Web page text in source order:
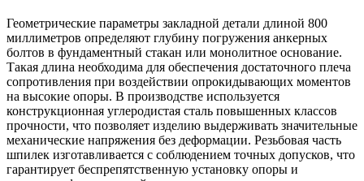
Геометрические параметры закладной детали длиной 800
миллиметров определяют глубину погружения анкерных
болтов в фундаментный стакан или монолитное основание.
Такая длина необходима для обеспечения достаточного плеча
сопротивления при воздействии опрокидывающих моментов
на высокие опоры. В производстве используется
конструкционная углеродистая сталь повышенных классов
прочности, что позволяет изделию выдерживать значительные
механические напряжения без деформации. Резьбовая часть
шпилек изготавливается с соблюдением точных допусков, что
гарантирует беспрепятственную установку опоры и